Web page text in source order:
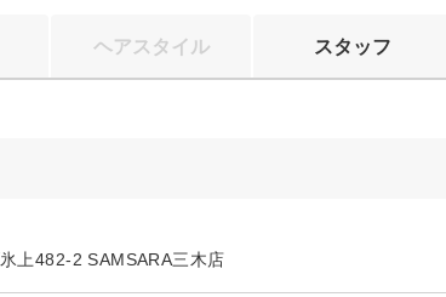
ヘアスタイル スタッフ
上482-2 SAMSARA三木店